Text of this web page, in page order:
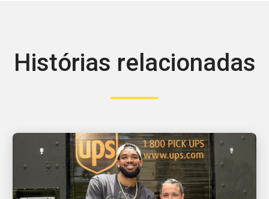
Histórias relacionadas